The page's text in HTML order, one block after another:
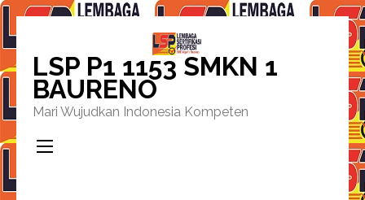
ke
konten
(Tekan
Enter)
LSP P1 1153 SMKN 1
BAURENO
Mari Wujudkan Indonesia Kompeten